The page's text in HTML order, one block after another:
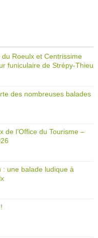
du Roeulx et Centrissime
funiculaire de Strépy-Thieu
des nombreuses balades
de l’Office du Tourisme –
: une balade ludique à